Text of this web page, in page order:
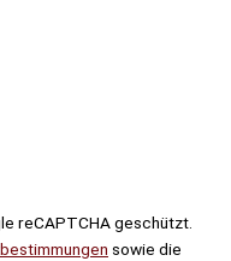
reCAPTCHA geschützt.
sowie die